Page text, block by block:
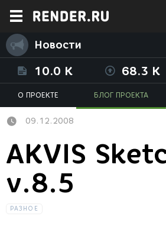
Новости
10.0 K 68.3 K
О ПРОЕКТЕ БЛОГ ПРОЕКТА
09.12.2008
AKVIS
v.8.5
РАЗНОЕ